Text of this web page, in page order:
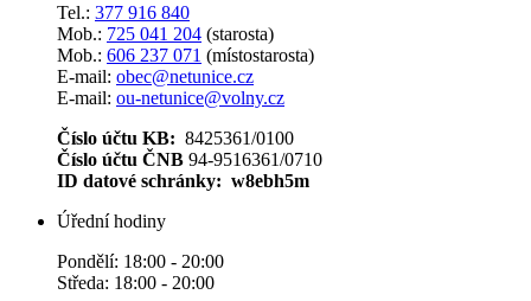
Tel.: 377 916 840
Mob.: 725 041 204 (starosta)
Mob.: 606 237 071 (místostarosta)
E-mail: obec@netunice.cz
E-mail: ou-netunice@volny.cz
Číslo účtu KB: 8425361/0100
Číslo účtu ČNB 94-9516361/0710
ID datové schránky: w8ebh5m
Úřední hodiny
Pondělí: 18:00 - 20:00
Středa: 18:00 - 20:00